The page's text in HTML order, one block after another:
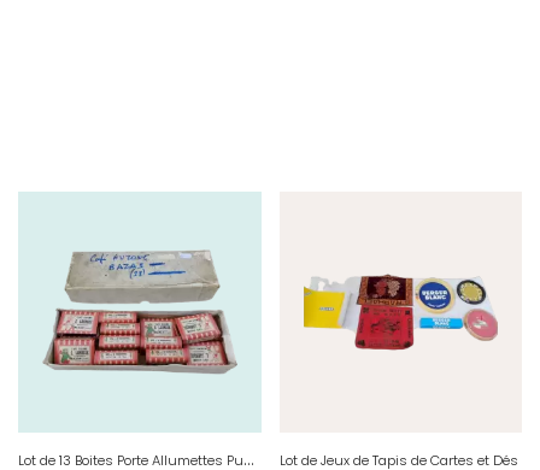
L
ot de 13 Boites Porte Allumettes Pub Café Auzone Lot de Jeux de Tapis de Cartes et Dés